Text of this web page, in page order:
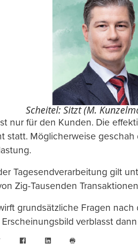
Scheitel: Sitzt (M.
nur für den Kunden. Die
statt. Möglicherweise
Tagesendverarbeitung gilt
Zig-Tausenden
grundsätzliche Fragen
verblasst
Twitter FacebookLinkedIn